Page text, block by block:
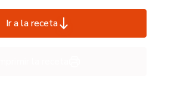
Ir a la receta